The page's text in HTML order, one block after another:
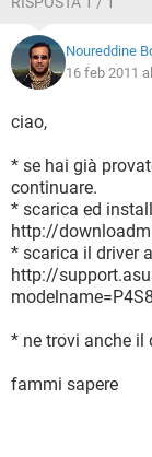
Slot di espansione
Slot RAM 3 DIMM
Periferiche
Form Factor ATX
Chipset scheda
Produttore scheda
Nome società
Informazioni sul
http://
Download BIOS
http://
invece per
SiS 7012 Audio
Noureddine
16 feb 2011
ciao,
* se hai già
continuare.
* scarica ed
http://
* scarica il driver
http://
* ne trovi anche il
fammi sapere